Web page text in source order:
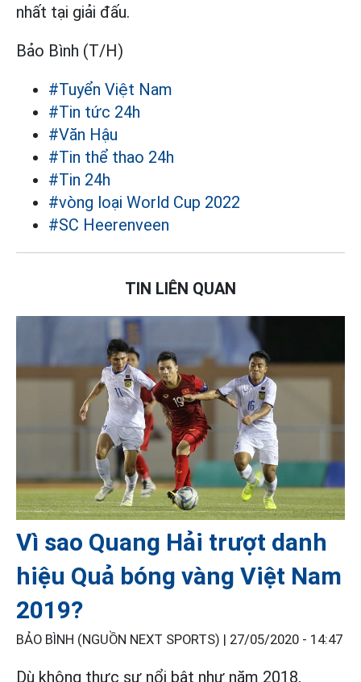
nhất tại giải đấu.
Bảo Bình (T/H)
#Tuyển Việt Nam
#Tin tức 24h
#Văn Hậu
#Tin thể thao 24h
#Tin 24h
#vòng loại World Cup 2022
#SC Heerenveen
TIN LIÊN QUAN
Vì sao Quang Hải trượt danh
hiệu Quả bóng vàng Việt Nam
2019?
BẢO BÌNH (NGUỒN NEXT SPORTS) | 27/05/2020 - 14:47
Dù không thực sự nổi bật như năm 2018,